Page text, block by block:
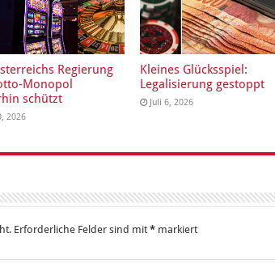
Regierung
Monopol
schützt
2026
Kleines Glücksspiel:
Legalisierung gestoppt
Juli 6, 2026
Erforderliche Felder sind mit* markiert